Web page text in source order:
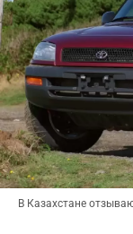
В Казахстане